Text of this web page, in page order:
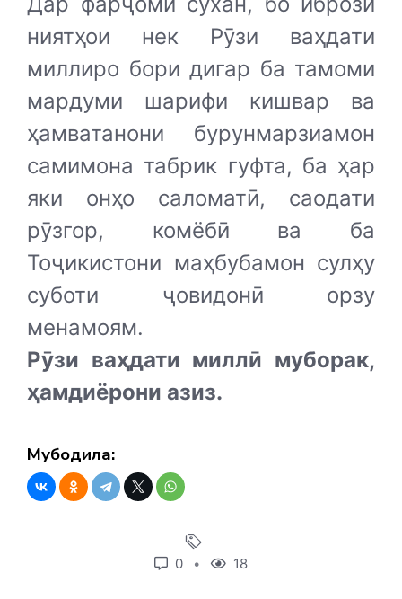
ниятҳои нек Рӯзи ваҳдати
миллиро бори дигар ба тамоми
мардуми шарифи кишвар ва
ҳамватанони бурунмарзиамон
самимона табрик гуфта, ба ҳар
яки онҳо саломатӣ, саодати
рӯзгор, комёбӣ ва ба
Тоҷикистони маҳбубамон сулҳу
суботи ҷовидонӣ орзу
менамоям.
Рӯзи ваҳдати миллӣ муборак,
ҳамдиёрони азиз.
Мубодила:
0 18